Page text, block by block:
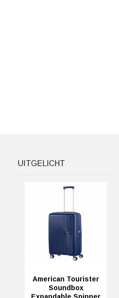
UITGELICHT
American Tourister
Soundbox